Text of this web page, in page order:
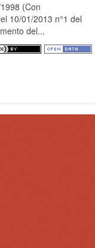
(Con
10/01/2013 n°1 del
del...